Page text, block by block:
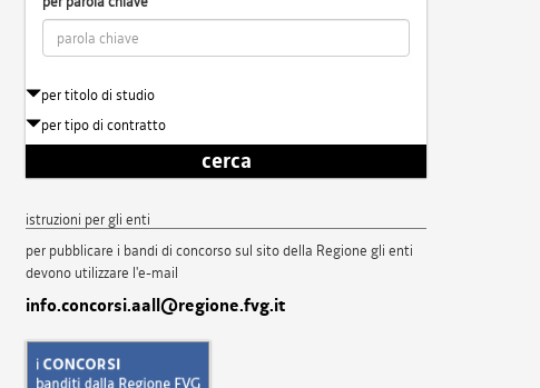
per titolo di studio
per tipo di contratto
cerca
istruzioni per gli enti
per pubblicare i bandi di concorso sul sito della Regione gli enti
devono utilizzare l'e-mail
info.concorsi.aall@regione.fvg.it